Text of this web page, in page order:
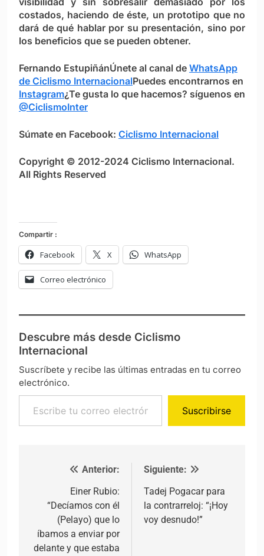
costados, haciendo de éste, un prototipo que no
dará de qué hablar por su presentación, sino por
los beneficios que se pueden obtener.
Fernando EstupiñánÚnete al canal de WhatsApp
de Ciclismo InternacionalPuedes encontrarnos en
Instagram¿Te gusta lo que hacemos? síguenos en
@CiclismoInter
Súmate en Facebook: Ciclismo Internacional
Copyright © 2012-2024 Ciclismo Internacional.
All Rights Reserved
Compartir :
Facebook X WhatsApp
Correo electrónico
Descubre más desde Ciclismo
Internacional
Suscríbete y recibe las últimas entradas en tu correo
electrónico.
Escribe tu correo electrónico…
Suscribirse
Navegación de entradas
Anterior:
Einer Rubio:
“Decíamos con él
(Pelayo) que lo
íbamos a enviar por
delante y que estaba
Siguiente:
Tadej Pogacar para
la contrarreloj: “¡Hoy
voy desnudo!”